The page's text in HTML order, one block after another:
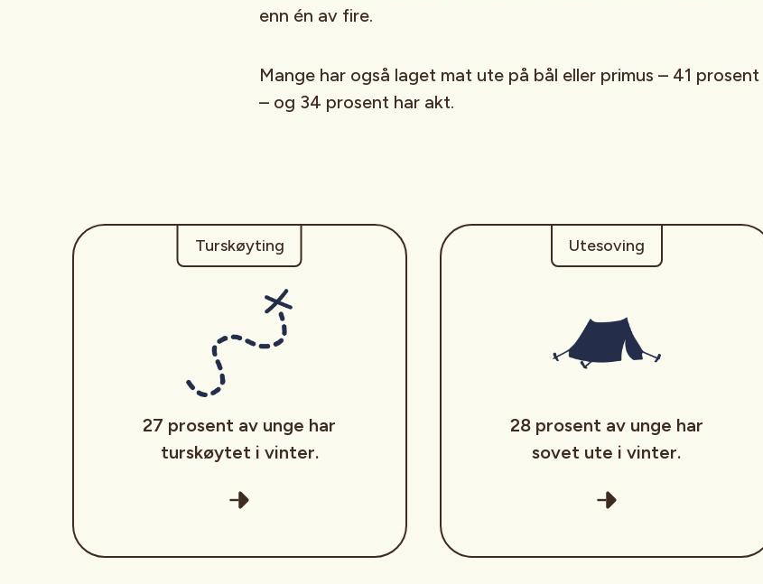
enn én av fire.
Mange har også laget mat ute på bål eller primus – 41 prosent
– og 34 prosent har akt.
Turskøyting
27 prosent av unge har
turskøytet i vinter.
Utesoving
28 prosent av unge har
sovet ute i vinter.